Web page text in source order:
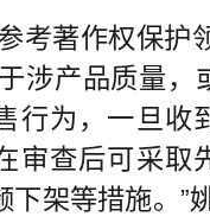
著作权保护
涉产品质量，
行为，一旦收
审查后可采取
下架等措施。”